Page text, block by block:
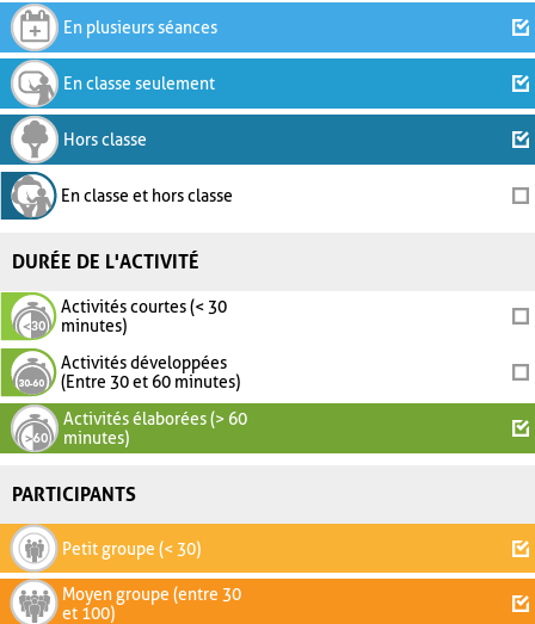
En plusieurs séances
En classe seulement
Hors classe
En classe et hors classe
DURÉE DE L'ACTIVITÉ
Activités courtes (< 30
minutes)
Activités développées
(Entre 30 et 60 minutes)
Activités élaborées (> 60
minutes)
PARTICIPANTS
Petit groupe (< 30)
Moyen groupe (entre 30
et 100)